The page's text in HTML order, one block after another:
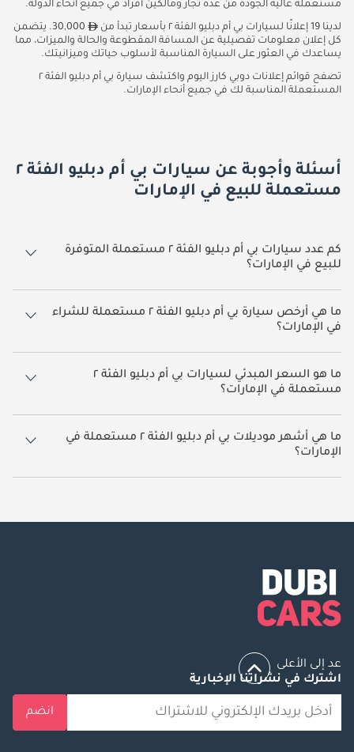
مستعملة عالية الجودة من عدة تجار ومالكين أفراد في جميع أنحاء الدولة.
لدينا 19 إعلانًا لسيارات بي أم دبليو الفئة ٢ بأسعار تبدأ من
30,000. يتضمن
كل إعلان معلومات تفصيلية عن المسافة المقطوعة والحالة والميزات، مما
يساعدك في العثور على السيارة المناسبة لأسلوب حياتك وميزانيتك.
تصفح قوائم إعلانات دوبي كارز اليوم واكتشف سيارة بي أم دبليو الفئة ٢
المستعملة المناسبة لك في جميع أنحاء الإمارات.
أسئلة وأجوبة عن سيارات بي أم دبليو الفئة ٢
مستعملة للبيع في الإمارات
كم عدد سيارات بي أم دبليو الفئة ٢ مستعملة المتوفرة
للبيع في الإمارات؟
هناك 19 سيارة بي أم دبليو الفئة ٢ مستعملة متاحة للبيع في الإمارات.
​​ما هي أرخص سيارة بي أم دبليو الفئة ٢ مستعملة للشراء
في الإمارات؟
أرخص سيارة بناءً على القوائم المتاحة حالياً هي بي أم دبليو M235.
ما هو السعر المبدئي لسيارات بي أم دبليو الفئة ٢
مستعملة في الإمارات؟
يبدأ سعر سيارات بي أم دبليو الفئة ٢ مستعملة في الإمارات من 30,000.
ما هي أشهر موديلات بي أم دبليو الفئة ٢ مستعملة في
الإمارات؟
أشهر سيارات بي أم دبليو الفئة ٢ مستعملة المتوفرة للبيع في الإمارات هي بي
عد إلى الأعلى
اشترك في نشراتنا الإخبارية
انضم